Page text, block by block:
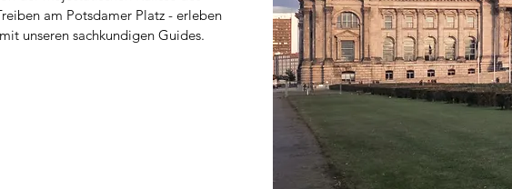
am Potsdamer Platz - erleben
unseren sachkundigen Guides.